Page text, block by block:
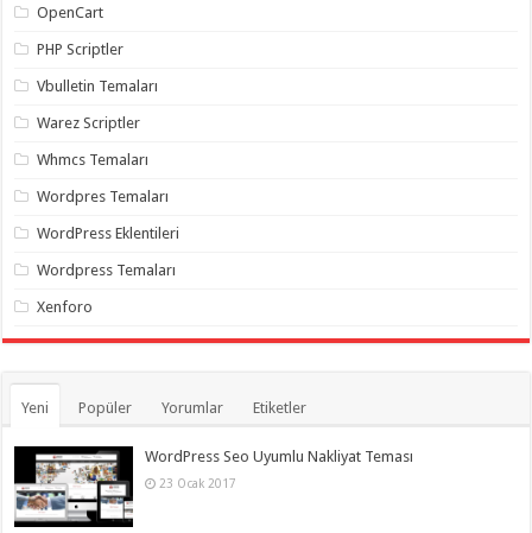
organizasyon,
palyaço,
takipçi
twitter
hilesi ,
instagram
takipçi
hilesi
OpenCart
PHP Scriptler
Vbulletin Temaları
Warez Scriptler
Whmcs Temaları
Wordpres Temaları
WordPress Eklentileri
Wordpress Temaları
Xenforo
Yeni Popüler Yorumlar Etiketler
WordPress Seo Uyumlu Nakliyat Teması
23 Ocak 2017